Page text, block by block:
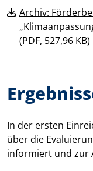
Archiv:
(PDF, 527,96 KB)
In der ersten
über die
informiert und zur